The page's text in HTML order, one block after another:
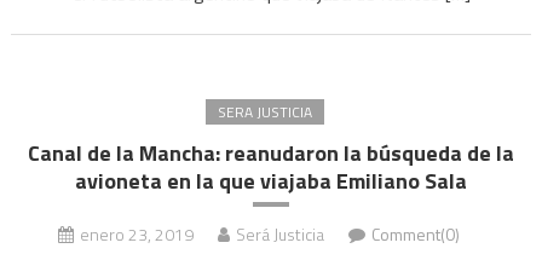
SERA JUSTICIA
Canal de la Mancha: reanudaron la búsqueda de la
avioneta en la que viajaba Emiliano Sala
enero 23, 2019 Será Justicia Comment(0)